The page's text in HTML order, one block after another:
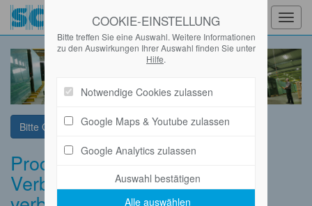
COOKIE-EINSTELLUNG
Bitte treffen Sie eine Auswahl. Weitere Informationen
zu den Auswirkungen Ihrer Auswahl finden Sie unter
Hilfe.
Notwendige Cookies zulassen
Google Maps & Youtube zulassen
Google Analytics zulassen
Bitte Glas wählen
Produktliste
Verbundsicherheitsglas mit